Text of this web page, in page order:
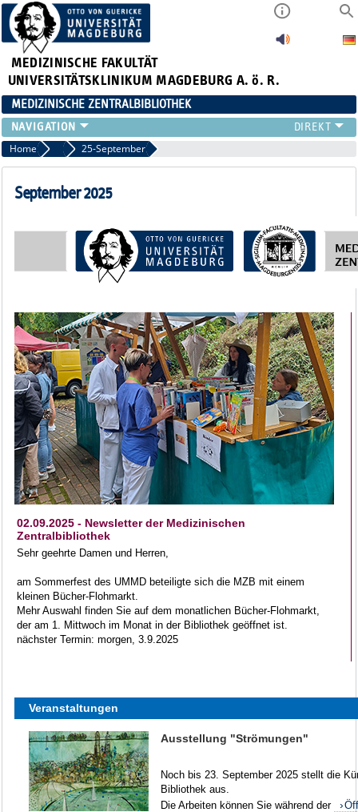
MEDIZINISCHE FAKULTÄT
UNIVERSITÄTSKLINIKUM MAGDEBURG A. ö. R.
MEDIZINISCHE ZENTRALBIBLIOTHEK
LITERATURSUCHE
SERVICE
INFORMATIONSKOMPETENZ
Home Newsletter-Archiv
25-September
September 2025
02.09.2025 - Newsletter der Medizinischen
Zentralbibliothek
Sehr geehrte Damen und Herren,
am Sommerfest des UMMD beteiligte sich die MZB mit einem
kleinen Bücher-Flohmarkt.
Mehr Auswahl finden Sie auf dem monatlichen Bücher-Flohmarkt,
der am 1. Mittwoch im Monat in der Bibliothek geöffnet ist.
nächster Termin: morgen, 3.9.2025
Veranstaltungen
Ausstellung "Strömungen"
Noch bis 23. September 2025 stellt die
Bibliothek aus.
Die Arbeiten können Sie während der